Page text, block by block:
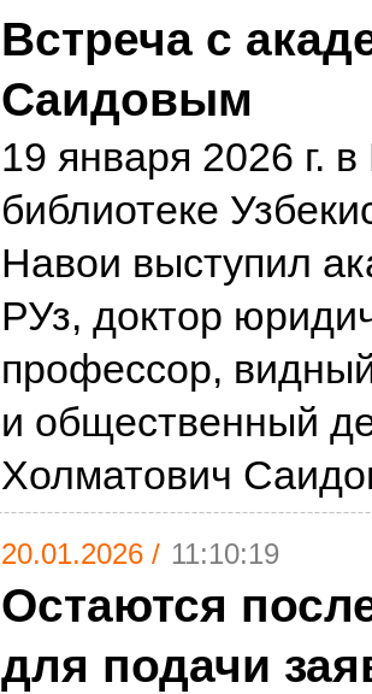
Встреча с
Саидовым
19 января 2026 г.
библиотеке
Навои выступил
РУз, доктор
профессор,
и общественный
Холматович
20.01.2026 / 11:10:19
Остаются
для подачи